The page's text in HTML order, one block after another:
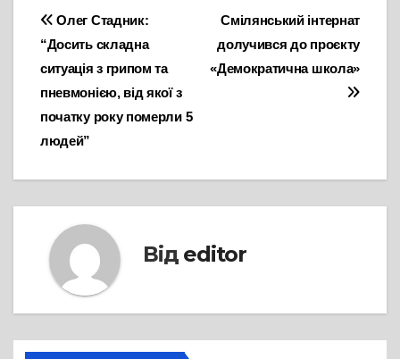
Навігація
записів
Смілянський інтернат
долучився до проєкту
«Демократична школа»
Олег Стадник:
“Досить складна
ситуація з грипом та
пневмонією, від якої з
початку року померли 5
людей”
Від editor